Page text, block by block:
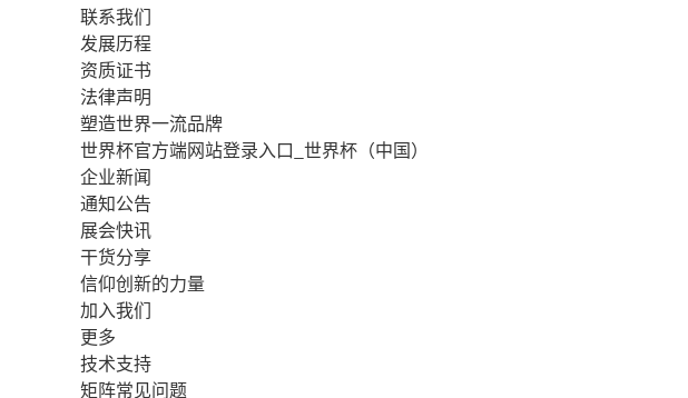
联系我们
发展历程
资质证书
法律声明
塑造世界一流品牌
世界杯官方端网站登录入口_世界杯（中国）
企业新闻
通知公告
展会快讯
干货分享
信仰创新的力量
加入我们
更多
技术支持
矩阵常见问题